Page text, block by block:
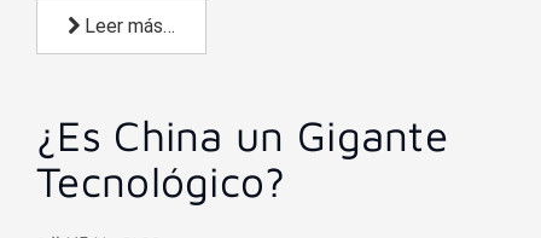
Leer más…
¿Es China un Gigante
Tecnológico?